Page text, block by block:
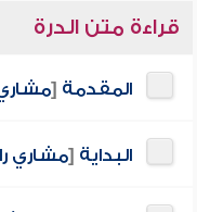
قراءة متن الدرة
المقدمة [
البداية [مشاري